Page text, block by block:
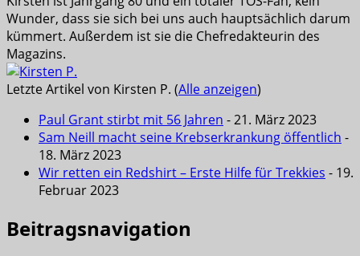
Wunder, dass sie sich bei uns auch hauptsächlich darum
kümmert. Außerdem ist sie die Chefredakteurin des
Magazins.
Letzte Artikel von Kirsten P. (Alle anzeigen)
Paul Grant stirbt mit 56 Jahren - 21. März 2023
Sam Neill macht seine Krebserkrankung öffentlich -
18. März 2023
Wir retten ein Redshirt – Erste Hilfe für Trekkies - 19.
Februar 2023
Beitragsnavigation